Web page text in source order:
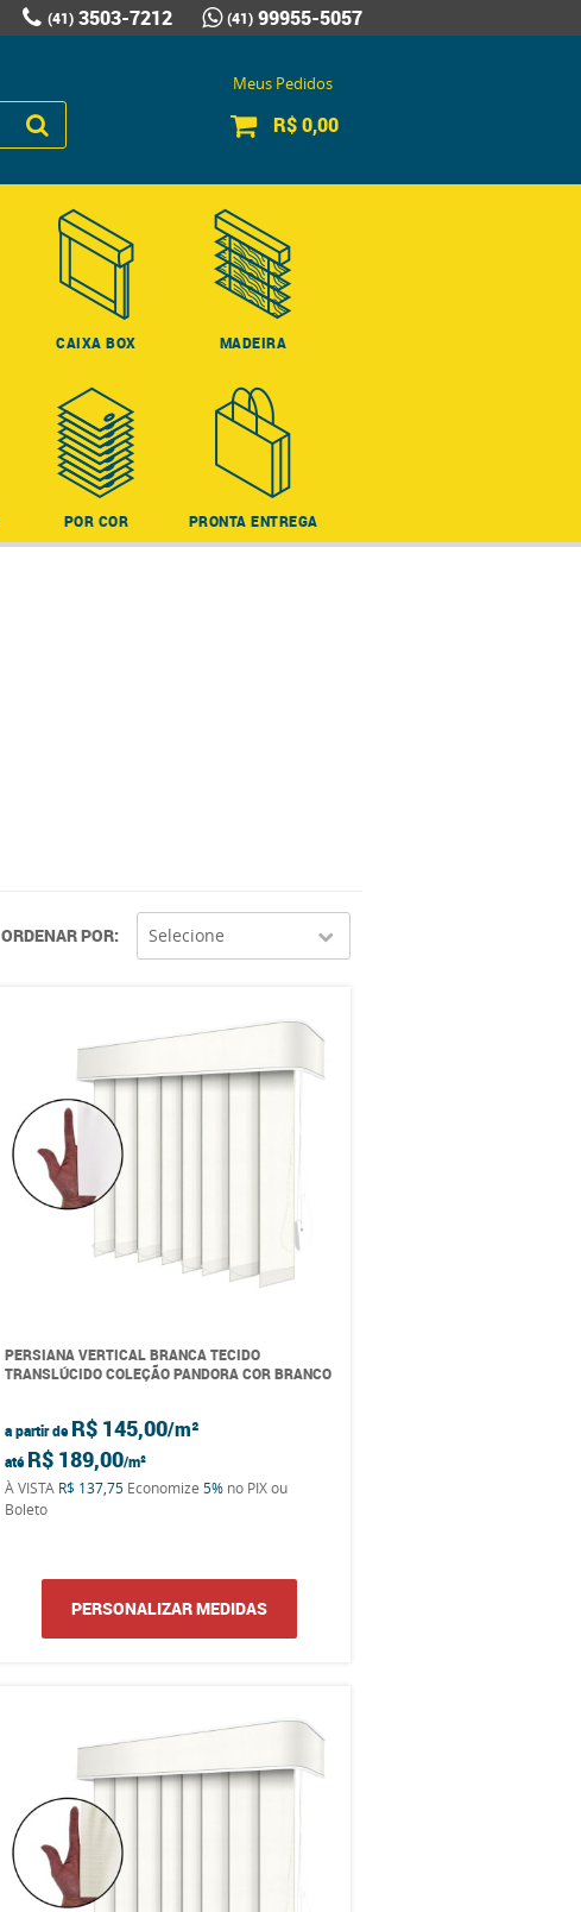
(41) 3503-7212 (41) 99955-5057
Meus Pedidos
R$ 0,00
CAIXA BOX MADEIRA
POR COR PRONTA ENTREGA
ORDENAR POR Selecione
PERSIANA VERTICAL BRANCA TECIDO
TRANSLÚCIDO COLEÇÃO PANDORA COR BRANCO
a partir de R$ 145,00
até R$ 189,00
À VISTA R$ 137,75 Economize5% no PIX ou
Boleto
PERSONALIZAR MEDIDAS